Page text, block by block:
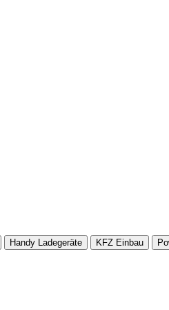
Handy Ladegeräte KFZ Einbau